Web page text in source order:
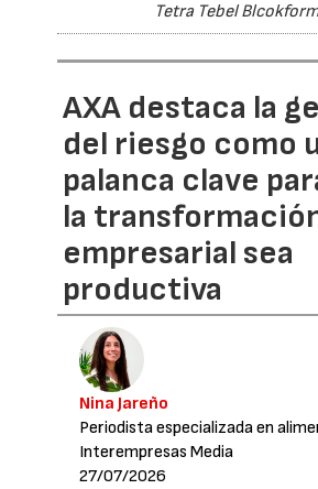
Tetra Tebel
AXA destaca la
del riesgo como
palanca clave
la
empresarial sea
productiva
Nina Jareño
Periodista especializada en
Interempresas Media
27/07/2026